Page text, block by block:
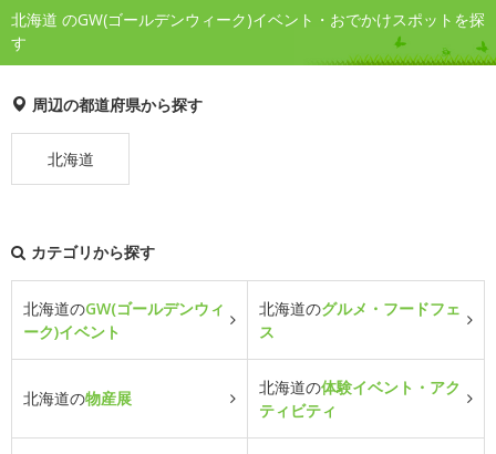
北海道 のGW(ゴールデンウィーク)イベント・おでかけスポットを探
す
周辺の都道府県から探す
北海道
カテゴリから探す
北海道のGW(ゴールデンウィ
ーク)イベント
北海道のグルメ・フードフェ
ス
北海道の物産展
北海道の体験イベント・アク
ティビティ